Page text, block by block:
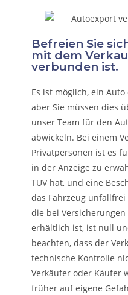
Befreien Sie
mit dem
verbunden ist.
Es ist möglich, ein
aber Sie müssen dies
unser Team für den
abwickeln. Bei einem
Privatpersonen ist es
in der Anzeige zu
TÜV hat, und eine
das Fahrzeug
die bei
erhältlich ist, ist null
beachten, dass der
technische Kontrolle
Verkäufer oder Käufer
früher auf eigene